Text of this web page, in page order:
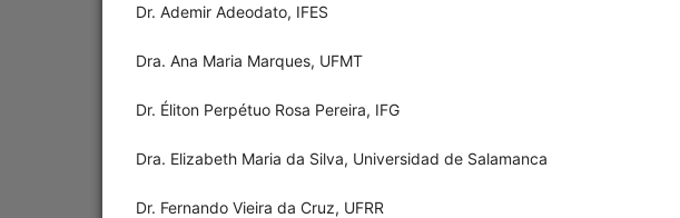
Dr. Ademir Adeodato, IFES
Dra. Ana Maria Marques, UFMT
Dr. Éliton Perpétuo Rosa Pereira, IFG
Dra. Elizabeth Maria da Silva, Universidad de Salamanca
Dr. Fernando Vieira da Cruz, UFRR